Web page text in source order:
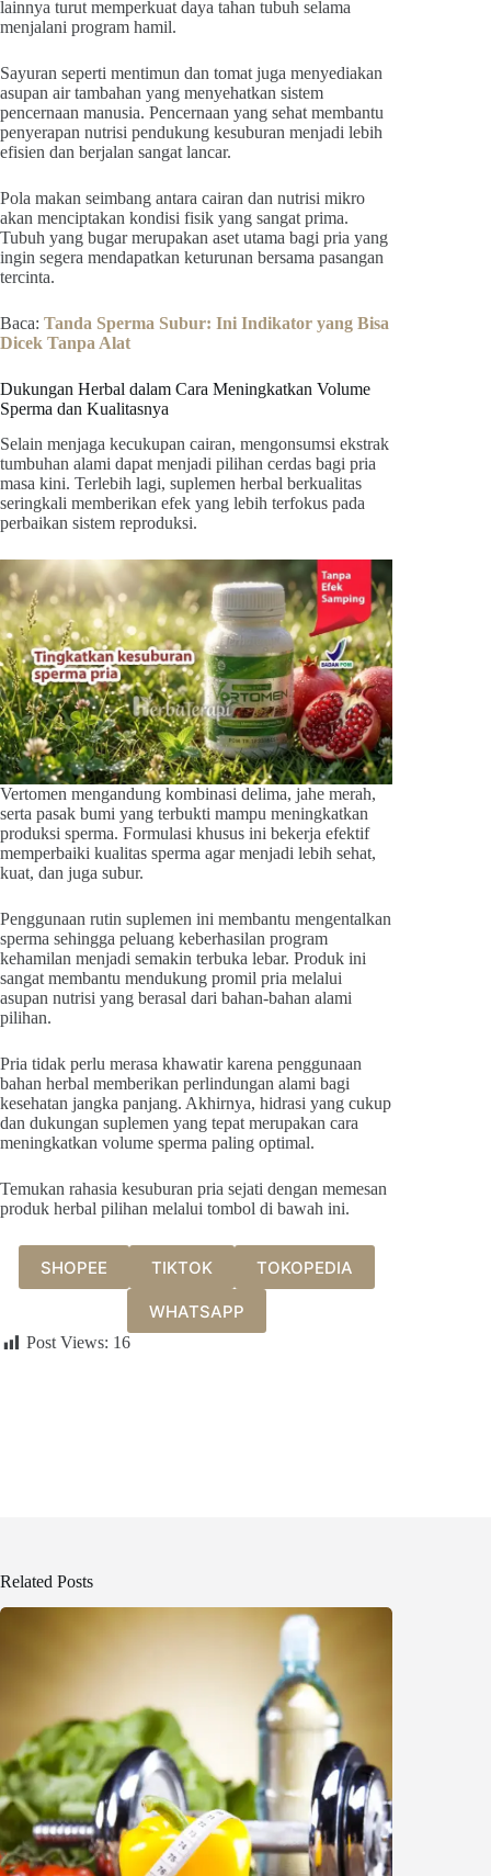
lainnya turut memperkuat daya tahan tubuh selama
menjalani program hamil.
Sayuran seperti mentimun dan tomat juga menyediakan
asupan air tambahan yang menyehatkan sistem
pencernaan manusia. Pencernaan yang sehat membantu
penyerapan nutrisi pendukung kesuburan menjadi lebih
efisien dan berjalan sangat lancar.
Pola makan seimbang antara cairan dan nutrisi mikro
akan menciptakan kondisi fisik yang sangat prima.
Tubuh yang bugar merupakan aset utama bagi pria yang
ingin segera mendapatkan keturunan bersama pasangan
tercinta.
Baca: Tanda Sperma Subur: Ini Indikator yang Bisa
Dicek Tanpa Alat
Dukungan Herbal dalam Cara Meningkatkan Volume
Sperma dan Kualitasnya
Selain menjaga kecukupan cairan, mengonsumsi ekstrak
tumbuhan alami dapat menjadi pilihan cerdas bagi pria
masa kini. Terlebih lagi, suplemen herbal berkualitas
seringkali memberikan efek yang lebih terfokus pada
perbaikan sistem reproduksi.
Vertomen mengandung kombinasi delima, jahe merah,
serta pasak bumi yang terbukti mampu meningkatkan
produksi sperma. Formulasi khusus ini bekerja efektif
memperbaiki kualitas sperma agar menjadi lebih sehat,
kuat, dan juga subur.
Penggunaan rutin suplemen ini membantu mengentalkan
sperma sehingga peluang keberhasilan program
kehamilan menjadi semakin terbuka lebar. Produk ini
sangat membantu mendukung promil pria melalui
asupan nutrisi yang berasal dari bahan-bahan alami
pilihan.
Pria tidak perlu merasa khawatir karena penggunaan
bahan herbal memberikan perlindungan alami bagi
kesehatan jangka panjang. Akhirnya, hidrasi yang cukup
dan dukungan suplemen yang tepat merupakan cara
meningkatkan volume sperma paling optimal.
Temukan rahasia kesuburan pria sejati dengan memesan
produk herbal pilihan melalui tombol di bawah ini.
SHOPEE TIKTOK TOKOPEDIA
WHATSAPP
Post Views: 16
Related Posts